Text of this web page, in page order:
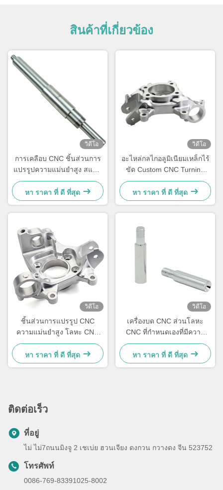
สินค้าที่เกี่ยวข้อง
วิดีโอ
การเคลือบ CNC ชิ้นส่วนการ
แปรรูปความแม่นยําสูง สแตน
เลส CNC ชิ้นส่วนเครื่องกล
หา ราคา ที่ ดี ที่สุด
วิดีโอ
อะไหล่กลไกอลูมิเนียมเหล็กไร้
ขัด Custom CNC Turning
Milling Parts
หา ราคา ที่ ดี ที่สุด
วิดีโอ
ชิ้นส่วนการแปรรูป CNC
ความแม่นยําสูง โลหะ CNC
ชิ้นส่วนเครื่องจักรกล 5 แกน
หา ราคา ที่ ดี ที่สุด
วิดีโอ
เครื่องบด CNC ส่วนโลหะ
CNC ที่กําหนดเองที่มีความ
แข็งแรงสูง Hrc58-62
หา ราคา ที่ ดี ที่สุด
ติดต่อเร็ว
ที่อยู่
ไม่ ไม่7ถนนมิงจู 2 เชเบ่ย ฮวนเจียง ดงกวน กวางดง จีน 523752
โทรศัพท์
0086-769-83391025-8002